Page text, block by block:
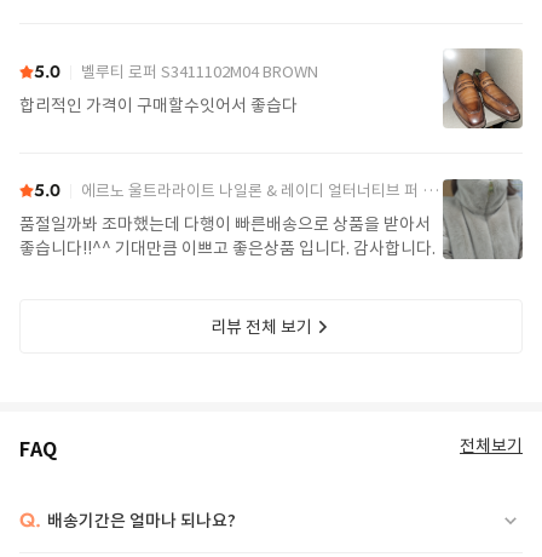
5.0 벨루티 로퍼 S3411102M04 BROWN
합리적인 가격이 구매할수잇어서 좋습다
5.0 에르노 울트라라이트 나일론 & 레이디 얼터너티브 퍼 케이프 PI002017D 12017Z 1985Chatilly Beige
품절일까봐 조마했는데 다행이 빠른배송으로 상품을 받아서
좋습니다!!^^ 기대만큼 이쁘고 좋은상품 입니다. 감사합니다.
리뷰 전체 보기
FAQ 전체보기
Q. 배송기간은 얼마나 되나요?